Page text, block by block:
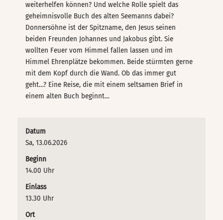
weiterhelfen können? Und welche Rolle spielt das
geheimnisvolle Buch des alten Seemanns dabei?
Donnersöhne ist der Spitzname, den Jesus seinen
beiden Freunden Johannes und Jakobus gibt. Sie
wollten Feuer vom Himmel fallen lassen und im
Himmel Ehrenplätze bekommen. Beide stürmten gerne
mit dem Kopf durch die Wand. Ob das immer gut
geht…? Eine Reise, die mit einem seltsamen Brief in
einem alten Buch beginnt…
Datum
Sa, 13.06.2026
Beginn
14.00 Uhr
Einlass
13.30 Uhr
Ort